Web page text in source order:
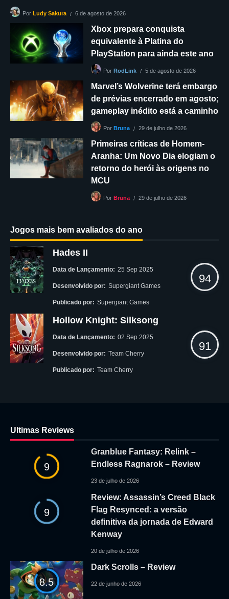
Por Ludy Sakura 6 de agosto de 2026
Xbox prepara conquista
equivalente à Platina do
PlayStation para ainda este ano
Por RodLink 5 de agosto de 2026
Marvel’s Wolverine terá embargo
de prévias encerrado em agosto;
gameplay inédito está a caminho
Por Bruna 29 de julho de 2026
Primeiras críticas de Homem-
Aranha: Um Novo Dia elogiam o
retorno do herói às origens no
MCU
Por Bruna 29 de julho de 2026
Jogos mais bem avaliados do ano
Hades II
Data de Lançamento: 25 Sep 2025
Desenvolvido por: Supergiant Games
Publicado por: Supergiant Games
94
Hollow Knight: Silksong
Data de Lançamento: 02 Sep 2025
Desenvolvido por: Team Cherry
Publicado por: Team Cherry
91
Ultimas Reviews
9
Granblue Fantasy: Relink –
Endless Ragnarok – Review
23 de julho de 2026
9
Review: Assassin’s Creed Black
Flag Resynced: a versão
definitiva da jornada de Edward
Kenway
20 de julho de 2026
8.5
Dark Scrolls – Review
22 de junho de 2026